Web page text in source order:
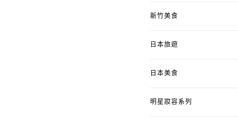
新竹美食
日本旅遊
日本美食
明星妝容系列